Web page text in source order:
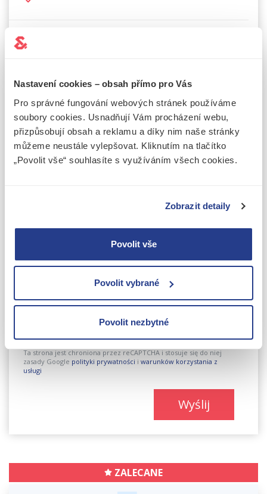
Nastavení cookies – obsah přímo pro Vás
Pro správné fungování webových stránek používáme
soubory cookies. Usnadňují Vám procházení webu,
přizpůsobují obsah a reklamu a díky nim naše stránky
můžeme neustále vylepšovat. Kliknutím na tlačítko
„Povolit vše“ souhlasíte s využíváním všech cookies.
Zobrazit detaily
Povolit vše
Povolit vybrané
Povolit nezbytné
Nazwisko
Telefon
E-mail
Wyrażam zgodę naprzetwarzanie moich danych
Ta strona jest chroniona przez reCAPTCHA i stosuje się do niej
zasady Google polityki prywatności i warunków korzystania z
usługi
Wyślij
ZALECANE